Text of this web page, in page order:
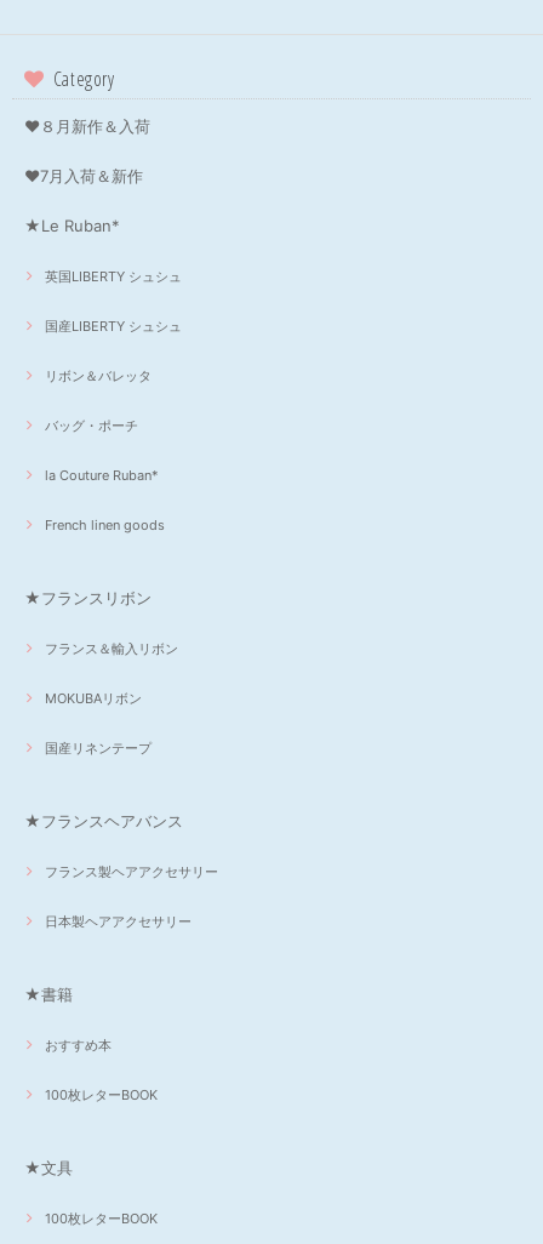
Category
❤８月新作＆入荷
❤7月入荷＆新作
★Le Ruban*
英国LIBERTY シュシュ
国産LIBERTY シュシュ
リボン＆バレッタ
バッグ・ポーチ
la Couture Ruban*
French linen goods
★フランスリボン
フランス＆輸入リボン
MOKUBAリボン
国産リネンテープ
★フランスヘアバンス
フランス製ヘアアクセサリー
日本製ヘアアクセサリー
★書籍
おすすめ本
100枚レターBOOK
★文具
100枚レターBOOK